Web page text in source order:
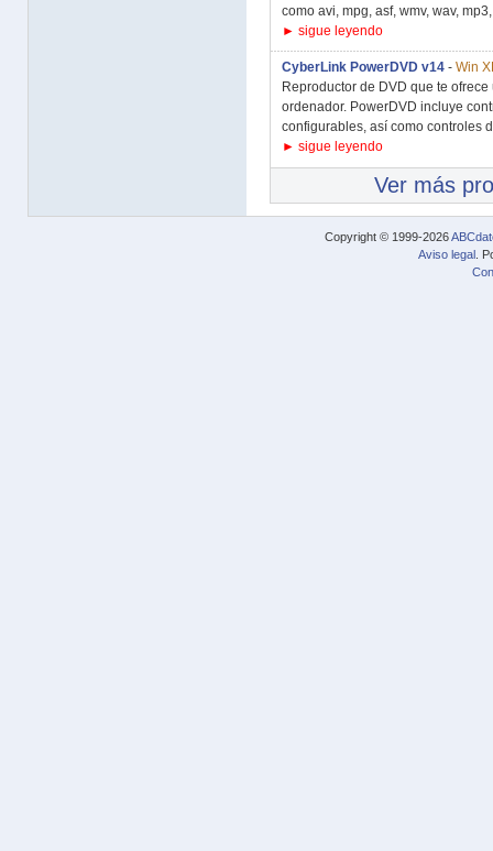
como avi, mpg, asf, wmv, wav,
► sigue leyendo
CyberLink PowerDVD v14 - Win
Reproductor de DVD que te
ordenador. PowerDVD incluye
configurables, así como controles
► sigue leyendo
Ver más
Copyright © 1999-2026
Aviso legal .